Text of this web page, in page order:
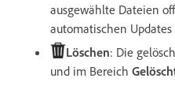
ausgewählte Dateien
automatischen
Löschen: Die
und im Bereich